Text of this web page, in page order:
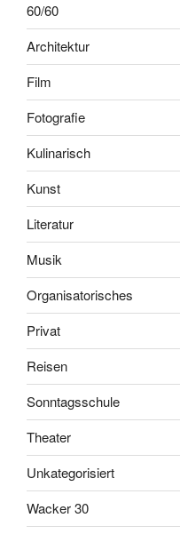
60/60
Architektur
Film
Fotografie
Kulinarisch
Kunst
Literatur
Musik
Organisatorisches
Privat
Reisen
Sonntagsschule
Theater
Unkategorisiert
Wacker 30